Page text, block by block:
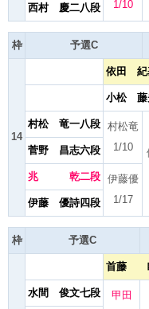
1/10
西村 慶二八段
枠 予選C
14
依田 紀
小松 藤
村松 竜一八段 村松竜
1/10
菅野 昌志六段
兆 乾二段 伊藤優
1/17
伊藤 優詩四段
枠 予選C
首藤
水間 俊文七段
甲田